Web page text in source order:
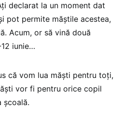
declarat la un moment dat
pot permite măștile acestea,
Acum, or să vină două
iunie…
că vom lua măşti pentru toți,
vor fi pentru orice copil
școală.